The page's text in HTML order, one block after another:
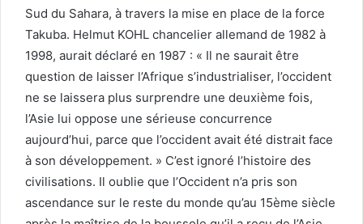
Sud du Sahara, à travers la mise en place de la force
Takuba. Helmut KOHL chancelier allemand de 1982 à
1998, aurait déclaré en 1987 : « Il ne saurait être
question de laisser l’Afrique s’industrialiser, l’occident
ne se laissera plus surprendre une deuxième fois,
l’Asie lui oppose une sérieuse concurrence
aujourd’hui, parce que l’occident avait été distrait face
à son développement. » C’est ignoré l’histoire des
civilisations. Il oublie que l’Occident n’a pris son
ascendance sur le reste du monde qu’au 15ème siècle